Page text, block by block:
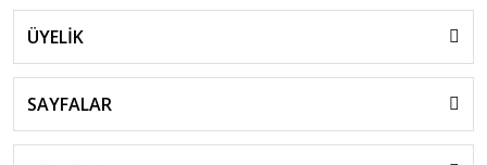
ÜYELİK
SAYFALAR